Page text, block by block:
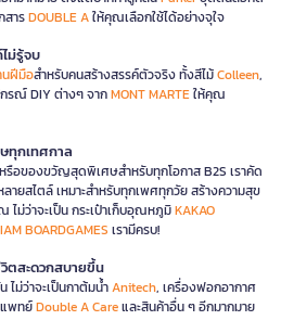
สารDOUBLE Aให้คุณเลือกใช้ได้อย่างจุใจ
ม่รู้จบ
นฝีมือสำหรับคนสร้างสรรค์ตัวจริง ทั้งสีไม้Colleen,
รณ์ DIY ต่างๆ จากMONT MARTEให้คุณ
ทุกเทศกาล
อของขวัญสุดพิเศษสำหรับทุกโอกาส B2S เราคัด
ายสไตล์ เหมาะสำหรับทุกเพศทุกวัย สร้างความสุข
ม่ว่าจะเป็น กระเป๋าเก็บอุณหภูมิKAKAO
BOARDGAMES เรามีครบ!
วิตสะดวกสบายขึ้น
ไม่ว่าจะเป็นกาต้มน้ำAnitech, เครื่องฟอกอากาศ
แพทย์Double A Careและสินค้าอื่น ๆ อีกมากมาย